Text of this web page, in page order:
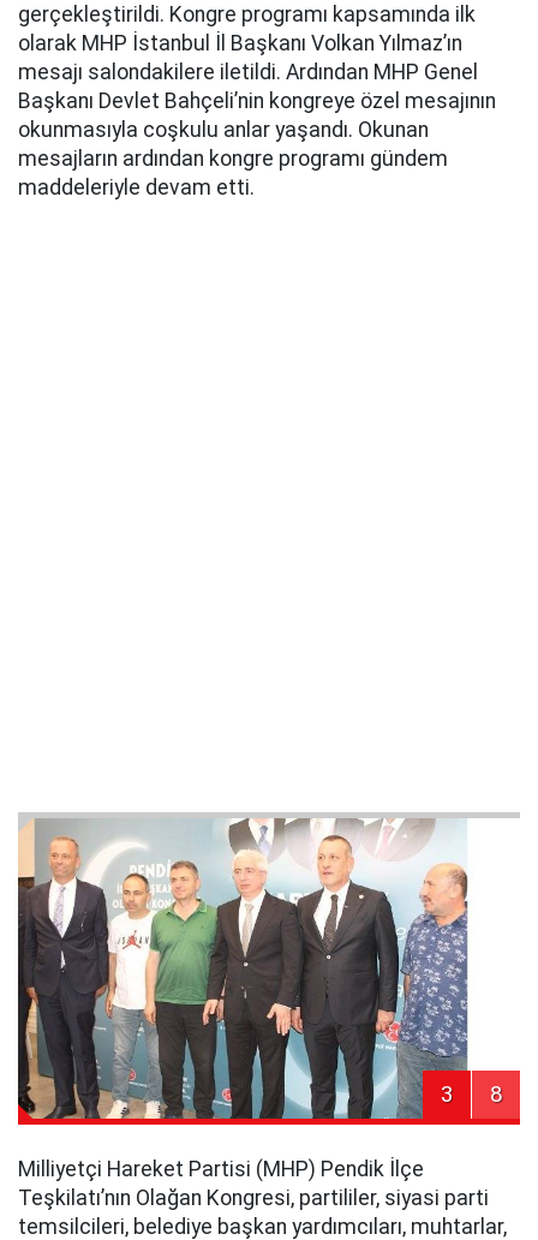
gerçekleştirildi. Kongre programı kapsamında ilk
olarak MHP İstanbul İl Başkanı Volkan Yılmaz’ın
mesajı salondakilere iletildi. Ardından MHP Genel
Başkanı Devlet Bahçeli’nin kongreye özel mesajının
okunmasıyla coşkulu anlar yaşandı. Okunan
mesajların ardından kongre programı gündem
maddeleriyle devam etti.
3 8
Milliyetçi Hareket Partisi (MHP) Pendik İlçe
Teşkilatı’nın Olağan Kongresi, partililer, siyasi parti
temsilcileri, belediye başkan yardımcıları, muhtarlar,